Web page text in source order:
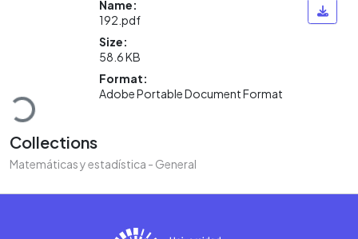
Name:
192.pdf
Size:
58.6 KB
Format:
Adobe Portable Document Format
Collections
Matemáticas y estadística - General